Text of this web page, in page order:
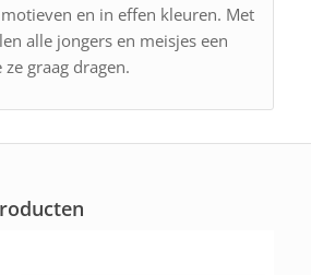
en in effen kleuren. Met
alle jongers en meisjes een
graag dragen.